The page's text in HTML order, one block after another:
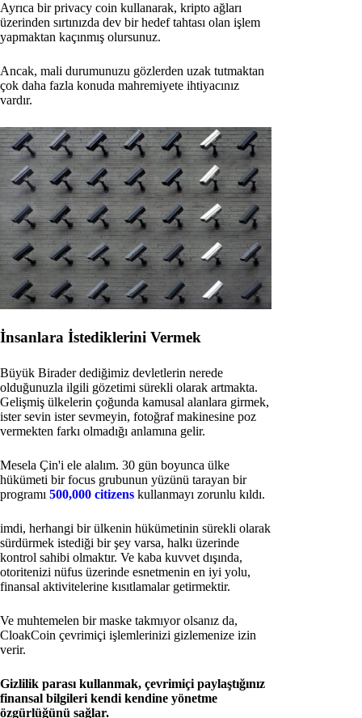
Ayrıca bir privacy coin kullanarak, kripto ağları
üzerinden sırtınızda dev bir hedef tahtası olan işlem
yapmaktan kaçınmış olursunuz.
Ancak, mali durumunuzu gözlerden uzak tutmaktan
çok daha fazla konuda mahremiyete ihtiyacınız
vardır.
İnsanlara İstediklerini Vermek
Büyük Birader dediğimiz devletlerin nerede
olduğunuzla ilgili gözetimi sürekli olarak artmakta.
Gelişmiş ülkelerin çoğunda kamusal alanlara girmek,
ister sevin ister sevmeyin, fotoğraf makinesine poz
vermekten farkı olmadığı anlamına gelir.
Mesela Çin'i ele alalım. 30 gün boyunca ülke
hükümeti bir focus grubunun yüzünü tarayan bir
programı 500,000 citizens kullanmayı zorunlu kıldı.
imdi, herhangi bir ülkenin hükümetinin sürekli olarak
sürdürmek istediği bir şey varsa, halkı üzerinde
kontrol sahibi olmaktır. Ve kaba kuvvet dışında,
otoritenizi nüfus üzerinde esnetmenin en iyi yolu,
finansal aktivitelerine kısıtlamalar getirmektir.
Ve muhtemelen bir maske takmıyor olsanız da,
CloakCoin çevrimiçi işlemlerinizi gizlemenize izin
verir.
Gizlilik parası kullanmak, çevrimiçi paylaştığınız
finansal bilgileri kendi kendine yönetme
özgürlüğünü sağlar.